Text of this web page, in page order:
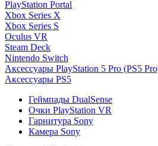
PlayStation Portal
Xbox Series X
Xbox Series S
Oculus VR
Steam Deck
Nintendo Switch
Аксессуары PlayStation 5 Pro (PS5
Аксессуары PS5
Геймпады DualSense
Очки PlayStation VR
Гарнитура Sony
Камера Sony